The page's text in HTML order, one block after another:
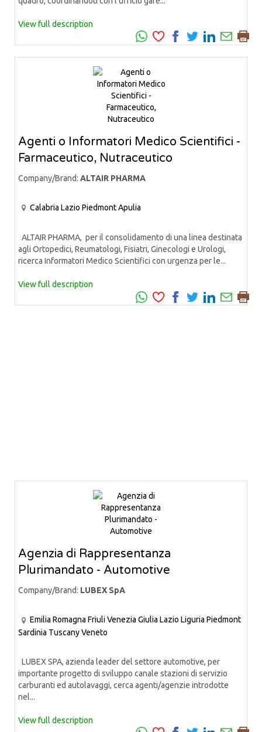
View full description
Agenti o Informatori Medico Scientifici -
Farmaceutico, Nutraceutico
Company/Brand: ALTAIR PHARMA
Calabria Lazio PiedmontApulia
ALTAIR PHARMA, per il consolidamento di una linea destinata
agli Ortopedici, Reumatologi, Fisiatri, Ginecologi e Urologi,
ricerca Informatori Medico Scientifici con urgenza per le...
View full description
Agenzia di Rappresentanza
Plurimandato - Automotive
Company/Brand: LUBEX SpA
Emilia Romagna Friuli Venezia Giulia Lazio Liguria Piedmont
Sardinia TuscanyVeneto
LUBEX SPA, azienda leader del settore automotive, per
importante progetto di sviluppo canale stazioni di servizio
carburanti ed autolavaggi, cerca agenti/agenzie introdotte
nel...
View full description